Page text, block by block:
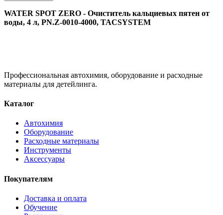
WATER SPOT ZERO - Очиститель кальциевых пятен от
воды, 4 л, PN.Z-0010-4000, TACSYSTEM
Профессиональная автохимия, оборудование и расходные
материалы для детейлинга.
Каталог
Автохимия
Оборудование
Расходные материалы
Инструменты
Аксессуары
Покупателям
Доставка и оплата
Обучение